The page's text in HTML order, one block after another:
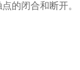
的闭合和断开。